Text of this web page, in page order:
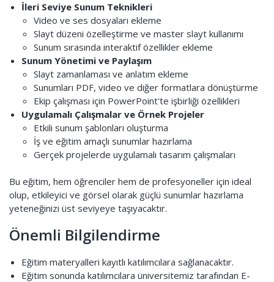
İleri Seviye Sunum Teknikleri
Video ve ses dosyaları ekleme
Slayt düzeni özelleştirme ve master slayt kullanımı
Sunum sırasında interaktif özellikler ekleme
Sunum Yönetimi ve Paylaşım
Slayt zamanlaması ve anlatım ekleme
Sunumları PDF, video ve diğer formatlara dönüştürme
Ekip çalışması için PowerPoint'te işbirliği özellikleri
Uygulamalı Çalışmalar ve Örnek Projeler
Etkili sunum şablonları oluşturma
İş ve eğitim amaçlı sunumlar hazırlama
Gerçek projelerde uygulamalı tasarım çalışmaları
Bu eğitim, hem öğrenciler hem de profesyoneller için ideal
olup, etkileyici ve görsel olarak güçlü sunumlar hazırlama
yeteneğinizi üst seviyeye taşıyacaktır.
Önemli Bilgilendirme
Eğitim materyalleri kayıtlı katılımcılara sağlanacaktır.
Eğitim sonunda katılımcılara üniversitemiz tarafından E-